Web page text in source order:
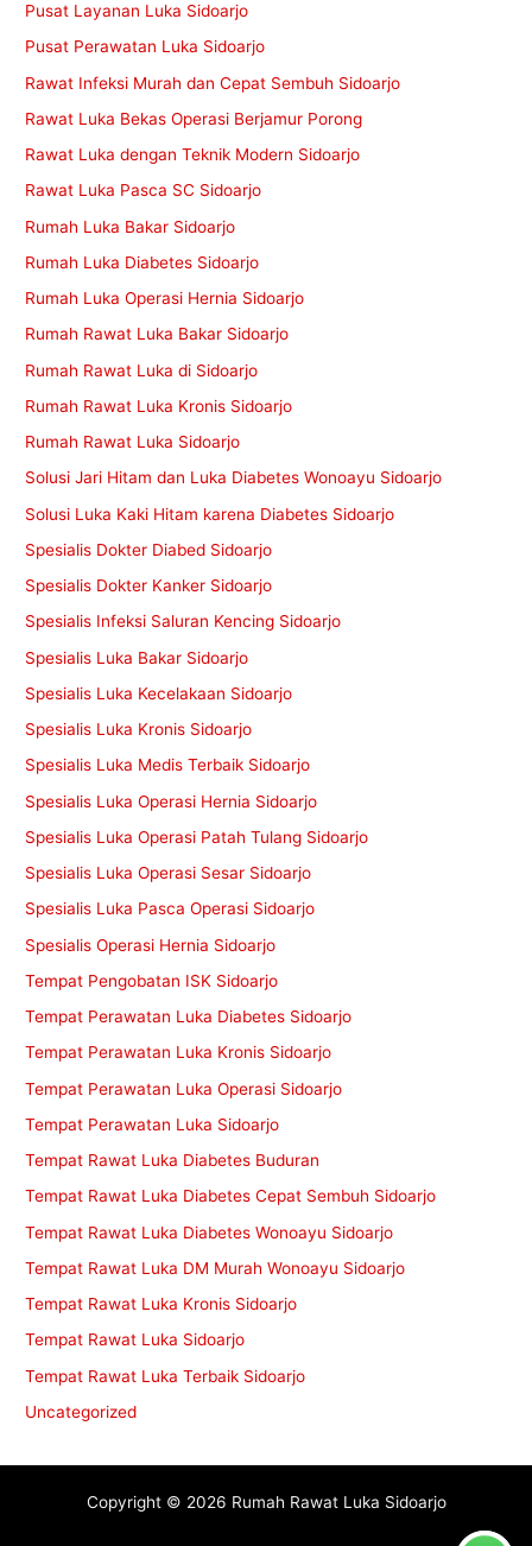
Pusat Layanan Luka Sidoarjo
Pusat Perawatan Luka Sidoarjo
Rawat Infeksi Murah dan Cepat Sembuh Sidoarjo
Rawat Luka Bekas Operasi Berjamur Porong
Rawat Luka dengan Teknik Modern Sidoarjo
Rawat Luka Pasca SC Sidoarjo
Rumah Luka Bakar Sidoarjo
Rumah Luka Diabetes Sidoarjo
Rumah Luka Operasi Hernia Sidoarjo
Rumah Rawat Luka Bakar Sidoarjo
Rumah Rawat Luka di Sidoarjo
Rumah Rawat Luka Kronis Sidoarjo
Rumah Rawat Luka Sidoarjo
Solusi Jari Hitam dan Luka Diabetes Wonoayu Sidoarjo
Solusi Luka Kaki Hitam karena Diabetes Sidoarjo
Spesialis Dokter Diabed Sidoarjo
Spesialis Dokter Kanker Sidoarjo
Spesialis Infeksi Saluran Kencing Sidoarjo
Spesialis Luka Bakar Sidoarjo
Spesialis Luka Kecelakaan Sidoarjo
Spesialis Luka Kronis Sidoarjo
Spesialis Luka Medis Terbaik Sidoarjo
Spesialis Luka Operasi Hernia Sidoarjo
Spesialis Luka Operasi Patah Tulang Sidoarjo
Spesialis Luka Operasi Sesar Sidoarjo
Spesialis Luka Pasca Operasi Sidoarjo
Spesialis Operasi Hernia Sidoarjo
Tempat Pengobatan ISK Sidoarjo
Tempat Perawatan Luka Diabetes Sidoarjo
Tempat Perawatan Luka Kronis Sidoarjo
Tempat Perawatan Luka Operasi Sidoarjo
Tempat Perawatan Luka Sidoarjo
Tempat Rawat Luka Diabetes Buduran
Tempat Rawat Luka Diabetes Cepat Sembuh Sidoarjo
Tempat Rawat Luka Diabetes Wonoayu Sidoarjo
Tempat Rawat Luka DM Murah Wonoayu Sidoarjo
Tempat Rawat Luka Kronis Sidoarjo
Tempat Rawat Luka Sidoarjo
Tempat Rawat Luka Terbaik Sidoarjo
Uncategorized
Copyright © 2026 Rumah Rawat Luka Sidoarjo